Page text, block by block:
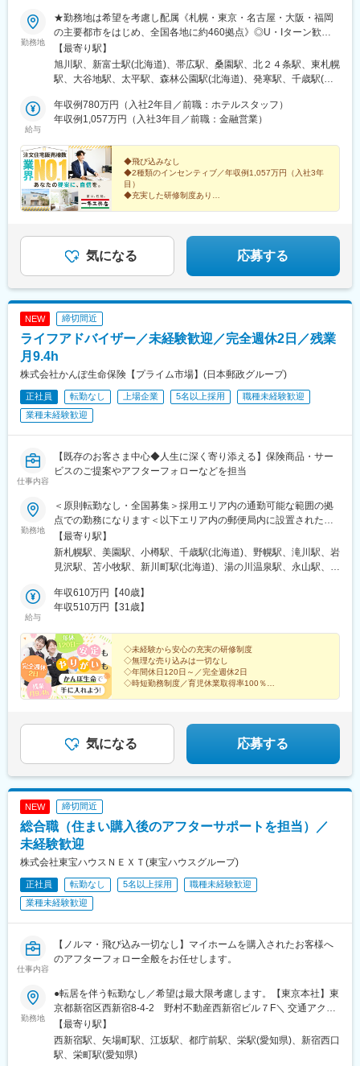
駅、松任駅、野町駅、福井駅、武生駅、名鉄岐阜駅、大垣駅、江
吉良駅、せきてらす前駅、高山駅、多治見駅、那加駅、可児駅、
磐田駅、浜北駅、天竜川駅、高塚駅、半田駅、左京山駅、大府
駅、瑞穂運動場西駅、岡崎駅、西尾駅、刈谷市駅、国府宮駅、安
城駅、新瀬戸駅、宇治山田駅、松阪駅、石場駅、水口城南駅、近
大学駅、峰山駅、北大路駅、京都駅、ＪＲ小倉駅、野田駅(阪神
線)、吹田駅(阪急線)、岸和田駅、河内永和駅、西元町駅、加太駅
駅、三田駅(兵庫県)、和田山駅、畦野駅、京口駅、北条町駅、志染
駅、千本駅、相生駅(兵庫県)、葉多駅、西脇市駅、大和高田駅、五
条駅(奈良県)、近鉄下田駅、学園前駅(奈良県)、紀伊田辺駅、紀伊
勝浦駅、倉吉駅、浜田駅、安来駅、津山駅、倉敷駅、西片上駅、
庭瀬駅、瀬戸駅、備前西市駅、東山・おかでんミュージアム駅、
駅、高知駅、後免西町駅、中村駅、小村神社前駅、田辺島通駅、
甘木駅(西鉄線)、奈多駅、西鉄柳川駅、羽犬塚駅、大牟田駅、唐津
駅、伊万里駅、五島町駅、霊丘公園体育館駅、本諫早駅、大学病
院駅、新大村駅、早岐駅、中佐世保駅、八代駅、三角駅、木葉
駅、玉名駅、人吉温泉駅、宮地駅、大分駅、佐伯駅、中津駅(大分
県)、日田駅、宇佐駅、別府駅(大分県)、鶴崎駅、延岡駅、西都城
駅、宮崎駅、油津駅、小林駅(宮崎県)、日向新富駅、川内駅(鹿児
島県)、志布志駅、枕崎駅、宮ケ浜駅、国分駅(鹿児島県)、出水
駅、壺川駅、新さっぽろ駅、松風町駅、湯の川駅、五所川原駅、
盛駅、仙台駅(地下鉄)、西取手駅、今市駅、東宿郷駅、城東駅、西
桐生駅、高田馬場駅、入谷駅(東京都)、牛田駅(東京都)、荒川一中
前駅、千歳船橋駅、立川北駅、青梅街道駅、布田駅、新高島駅、
江田駅(神奈川県)、新丸子駅、緑町駅、海老名駅(相模線)、西松本
駅、桜町駅(長野県)、電気ビル前駅、南富山駅、片原町駅(富山
県)、福井駅(福井県)、岐阜駅、羽島市役所前駅、関駅(岐阜県)、市
民公園前駅、新可児駅、美薗中央公園駅、瑞穂区役所駅、水野
駅、島ノ関駅、水口石橋駅、一乗寺駅、宇治駅(奈良線)、野田阪神
駅、高田駅(奈良県)、香芝駅、倉敷市駅、山頂駅(千光寺山)、高知
駅前駅、後免中町駅、東新木駅、甘木駅(甘木鉄道線)、長崎駅前
駅、島原船津駅、原爆資料館駅、佐世保中央駅、人吉駅、奥武山
公園駅、ひばりが丘駅(北海道)、千歳町駅(北海道)、函館アリーナ
前駅、あおば通駅、峰駅、上野駅、堀切駅、荒川二丁目駅、立川
駅、坂下町駅、福井城址大名町駅、新那加駅、瀬戸市駅、元田中
駅、海老江駅、ＪＲ俊徳道駅、花隈駅、尾道駅、高知橋駅、後免
勤務地
★勤務地は希望を考慮し配属《札幌・東京・名古屋・大阪・福岡
の主要都市をはじめ、全国各地に約460拠点》◎U・Iターン歓迎
◎マイカー通勤可※受動喫煙対策：あり（全事業所 屋内禁煙／屋
外喫煙場所あり）※Ｕ・Ｉターン支援あり／会社都合で引っ越しが
必要な場合は費用補助あり（規定あり）【下記は拠点一例です】※
【最寄り駅】
旭川駅、新富士駅(北海道)、帯広駅、桑園駅、北２４条駅、東札幌
駅、大谷地駅、太平駅、森林公園駅(北海道)、発寒駅、千歳駅(北
駅、小中野駅、岩手飯岡駅、盛岡駅、泉外旭川駅、秋田駅、横手
駅、山形駅、東金井駅、鶴岡駅、西袋駅、米沢駅、平野駅(福島
駅、新白河駅、湯本駅、会津若松駅、西那須野駅、宇都宮駅、東
武宇都宮駅、西川田駅、雀宮駅、小田林駅、県駅、新栃木駅、佐
野市駅、常陸多賀駅、阿字ケ浦駅、赤塚駅、偕楽園駅、古河駅、
研究学園駅、土浦駅、守谷駅、石原駅(埼玉県)、熊谷駅、北上尾
駅、本庄駅、久喜駅、花崎駅、東松山駅、新三郷駅、浦和駅、武
塚駅、鳩ケ谷駅、川越駅、狭山ケ丘駅、若葉駅、南越谷駅、飯岡
駅、京成成田駅、柏たなか駅、逆井駅、初石駅、新松戸駅、東海
大学駅、新小金井駅、立飛駅、武蔵小金井駅、北綾瀬駅、北八王
子駅、用賀駅、新大久保駅、町田駅、百合ケ丘駅、たまプラーザ
駅、小机駅、西横浜駅、港南台駅、二俣川駅、古淵駅、八丁畷
駅、向河原駅、県立大学駅、本鵠沼駅、海老名駅(相鉄・小田急)、
本厚木駅、秦野駅、宮山駅、国府津駅、国母駅、南甲府駅、月江
駅、伊那市駅、平田駅(長野県)、松本駅、豊科駅、鼎駅、長野駅、
小針駅、越後石山駅、新潟駅、直江津駅、長岡駅、燕三条駅、越
駅、掛川駅、遠江一宮駅、御厨駅(静岡県)、遠州小松駅、天竜川
駅、新浜松駅、高師駅、西岡崎駅、桜町前駅、三河豊田駅、平針
芸大通駅、熱田駅、春日井駅(中央本線)、蟹江駅、稲沢駅、土岐市
駅、新可児駅、六軒駅(岐阜県)、西岐阜駅、東大垣駅、美乃坂本
駅、高山駅、益生駅、白子駅、南四日市駅、南が丘駅、櫛田駅、
名張駅、長浜駅、南彦根駅、南草津駅、近江八幡駅、錦駅、丹波
口駅、淀駅、六地蔵駅(京阪線)、千代川駅、福知山駅、西舞鶴駅、
学研奈良登美ケ丘駅、新大宮駅、大和八木駅、摂津富田駅、星ケ
丘駅(大阪府)、箕面萱野駅、鶴見緑地駅、今宮戎駅、なかもず駅、
萩原天神駅、和泉中央駅、長滝駅、宮前駅、六十谷駅、滝野駅、
尾上の松駅、西宮北口駅、神戸駅(兵庫県)、飾磨駅、京口駅、伊丹
駅(広島県)、東津山駅、鳥取駅、東山公園駅(鳥取県)、松江駅、高
浜駅(島根県)、文化の森駅、教会前駅、伏石駅、宇多津駅、伊予和
気駅、古泉駅、新居浜駅、岩国駅、下松駅(山口県)、徳山駅、山口
駅(山口県)、居能駅、新下関駅、本城駅、西小倉駅、室見駅、香椎
宮前駅、茶山駅(福岡県)、大野城駅、久留米駅、五郎丸駅、福間
尾駅(熊本県)、原水駅、新八代駅、佐賀駅、鍋島駅、日宇駅、高田
駅(長崎県)、宮崎神宮駅、隼人駅、鴨池駅、隈之城駅、新越谷駅、
船橋駅、下総中山駅、市場前駅、上井草駅、亀戸駅、高松駅(東京
都)、青井駅、大久保駅(東京都)、新百合ケ丘駅、平沼橋駅、川崎
新町駅、海老名駅(相模線)、岩村田駅、亀島駅、熱田神宮西駅、可
児駅、泊駅(三重県)、六地蔵駅(京都市営)、八木西口駅、富田駅(大
阪府)、恵美須町駅、中百舌鳥駅、阪神国道駅、ハーバーランド
駅、牛田駅(広島県)、岡田駅(愛媛県)、小倉駅(福岡県)、西鉄香椎
駅、坪井川公園駅、京成船橋駅、豊洲駅、泉体育館駅、東新宿
駅、戸部駅、西高蔵駅、六地蔵駅(奈良線)、畝傍駅、大国町駅、白
鷺駅、高速神戸駅、西鉄千早駅、打越駅
給与
年収例780万円（入社2年目／前職：ホテルスタッフ）
年収例1,057万円（入社3年目／前職：金融営業）
◆飛び込みなし
◆2種類のインセンティブ／年収例1,057万円（入社3年
目）
◆充実した研修制度あり
圧倒的な商品力が、あなたの提案をバックアップしま
す！
気になる 応募する
NEW 締切間近
ライフアドバイザー／未経験歓迎／完全週休2日／残業
月9.4h
株式会社かんぽ生命保険【プライム市場】(日本郵政グループ)
正社員 転勤なし 上場企業 5名以上採用
職種未経験歓迎
業種未経験歓迎
仕事内容
【既存のお客さま中心◆人生に深く寄り添える】保険商品・サー
ビスのご提案やアフターフォローなどを担当
勤務地
＜原則転勤なし・全国募集＞採用エリア内の通勤可能な範囲の拠
点での勤務になります＜以下エリア内の郵便局内に設置されたか
んぽサービス部＞■北海道エリア：北海道■東北エリア：青森県、
岩手県、宮城県、秋田県、山形県、福島県■関東エリア：茨城県、
栃木県、群馬県、埼玉県、千葉県■東京エリア：東京都■南関東エ
ア：富山県、石川県、福井県■東海エリア：岐阜県、静岡県、愛知
県、三重県■近畿エリア：滋賀県、京都府、大阪府、兵庫県、奈良
根県■四国エリア：徳島県、香川県、愛媛県、高知県■九州エリ
ア：福岡県、佐賀県、長崎県、大分県、宮崎県、鹿児島県、熊本
県■沖縄エリア：沖縄県※初期配属の都道府県を希望可！U・Iター
ン歓迎※基本的にスクーターまたはバイク、一部エリアは車で営業
※配属先のかんぽサービス部は応募者の希望も踏まえて決定※入社
の家庭事情があり、参加が難しい場合はリモートプログラムとな
ります
【最寄り駅】
新札幌駅、美園駅、小樽駅、千歳駅(北海道)、野幌駅、滝川駅、岩
見沢駅、苫小牧駅、新川町駅(北海道)、湯の川温泉駅、永山駅、旭
駅、津軽五所川原駅、八戸駅、三沢駅(青森県)、新青森駅、上盛岡
駅、二戸駅、一ノ関駅、宮古駅、北上駅、水沢駅、久慈駅、紫波
駅(宮城県)、くりこま高原駅、新田駅(宮城県)、泉外旭川駅、能代
駅、東大館駅、羽後本荘駅、湯沢駅、横手駅、大曲駅(秋田県)、山
形駅、米沢駅、鶴岡駅、酒田駅、村山駅(山形県)、新庄駅、寒河江
駅、長井駅、白河駅、いわき駅、七日町駅、喜多方駅、二本松
駅、磐城石川駅、須賀川駅、原ノ町駅、福島学院前駅、郡山富田
間駅、新鉾田駅、鹿島神宮駅、磯原駅、勝田駅、新栃木駅、佐野
駅、西那須野駅、足利駅、新鹿沼駅、上今市駅、小山駅、真岡
銚子駅、八日市場駅、東金駅、館山駅、荻窪駅、西早稲田駅、鶯
谷駅、京成関屋駅、荒川区役所前駅、渋谷駅、経堂駅、昭島駅、
めじろ台駅、羽村駅、立川駅、京王八王子駅、東青梅駅、町田
駅、秋川駅、甲州街道駅、八王子みなみ野駅、上北台駅、新小平
駅、武蔵小金井駅、東村山駅、府中駅(東京都)、国領駅、瀬谷駅、
蔵小杉駅、新百合ケ丘駅、鷺沼駅、小田原駅、藤沢駅、秦野駅、
茅ケ崎駅、平塚駅、横須賀中央駅、相武台下駅、海老名駅(相鉄・
飯田駅(長野県)、上諏訪駅、駒ケ根駅、穂高駅、岡谷駅、地鉄ビル
前駅、朝菜町駅、末広町駅(富山県)、砺波駅、北鉄金沢駅、小松
吉良駅、せきてらす前駅、高山駅、多治見駅、那加駅、可児駅、
磐田駅、浜北駅、天竜川駅、高塚駅、半田駅、左京山駅、大府
駅、瑞穂運動場西駅、岡崎駅、西尾駅、刈谷市駅、国府宮駅、安
城駅、新瀬戸駅、宇治山田駅、松阪駅、石場駅、水口城南駅、近
江八幡駅、彦根駅、長浜駅、野洲駅、東舞鶴駅、茶山・京都芸術
大学駅、峰山駅、北大路駅、京都駅、ＪＲ小倉駅、野田駅(阪神
給与
年収610万円【40歳】
年収510万円【31歳】
◇未経験から安心の充実の研修制度
◇無理な売り込みは一切なし
◇年間休日120日～／完全週休2日
◇時短勤務制度／育児休業取得率100％
日本郵政グループの安心感を手に入れませんか？
気になる 応募する
NEW 締切間近
総合職（住まい購入後のアフターサポートを担当）／
未経験歓迎
株式会社東宝ハウスＮＥＸＴ(東宝ハウスグループ)
正社員 転勤なし 5名以上採用
職種未経験歓迎
業種未経験歓迎
仕事内容
【ノルマ・飛び込み一切なし】マイホームを購入されたお客様へ
のアフターフォロー全般をお任せします。
勤務地
●転居を伴う転勤なし／希望は最大限考慮します。【東京本社】東
京都新宿区西新宿8-4-2 野村不動産西新宿ビル７F＼ 交通アクセ
ス ／・西新宿駅より徒歩1分・新宿駅より徒歩10分・都庁前駅よ
り徒歩7分【名古屋支社】★オープニング募集愛知県名古屋市中区
栄3-15-33 栄ガスビル13階＼ 交通アクセス ／・東山線・名城線
【最寄り駅】
西新宿駅、矢場町駅、江坂駅、都庁前駅、栄駅(愛知県)、新宿西口
駅、栄町駅(愛知県)